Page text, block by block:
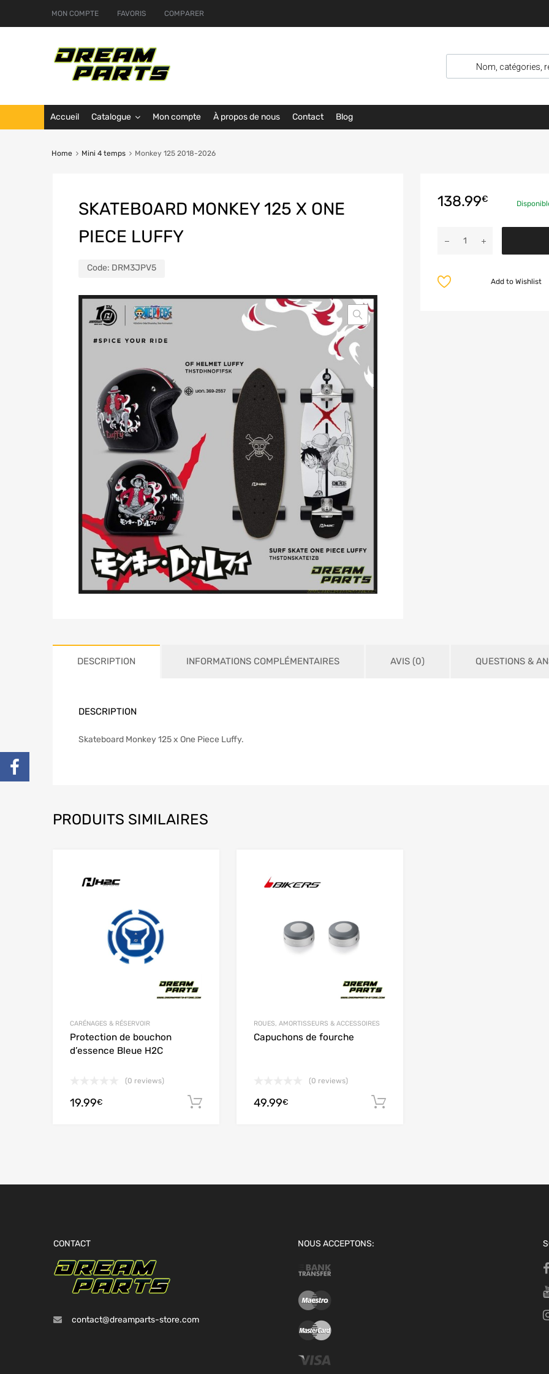
MON COMPTE FAVORIS COMPARER
Accueil Catalogue Mon compte À propos de nous Contact Blog
Home Mini 4 temps Monkey 125 2018-2026
SKATEBOARD MONKEY 125 X ONE
PIECE LUFFY
Code: DRM3JPV5
138.99€
Add to Wishlist
DESCRIPTION INFORMATIONS COMPLÉMENTAIRES AVIS (0) QUESTIONS &
DESCRIPTION
Skateboard Monkey 125 x One Piece Luffy.
PRODUITS SIMILAIRES
CARÉNAGES & RÉSERVOIR
Protection de bouchon
d’essence Bleue H2C
(0 reviews)
19.99€ Ajouter au panier
ROUES, AMORTISSEURS & ACCESSOIRES
Capuchons de fourche
(0 reviews)
49.99€
CONTACT
contact@dreamparts-store.com
NOUS ACCEPTONS: